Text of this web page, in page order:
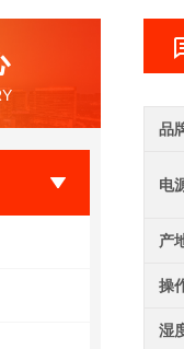
品
电
产
操
湿